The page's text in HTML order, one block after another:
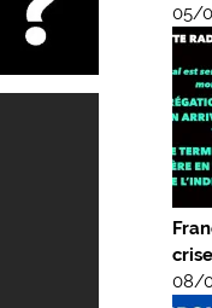
05/
08/